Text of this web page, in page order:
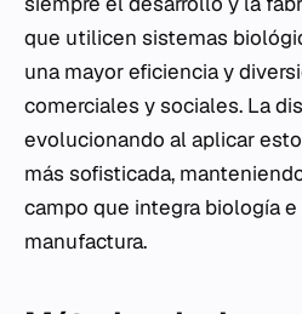
que utilicen sistemas
una mayor eficiencia y
comerciales y sociales. La
evolucionando al aplicar
más sofisticada,
campo que integra biología
manufactura.